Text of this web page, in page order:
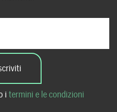
i termini e le condizioni